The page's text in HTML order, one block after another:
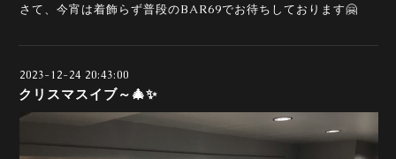
さて、今宵は着飾らず普段のBAR69でお待ちしております🤗
2023-12-24 20:43:00
クリスマスイブ～🎄✨